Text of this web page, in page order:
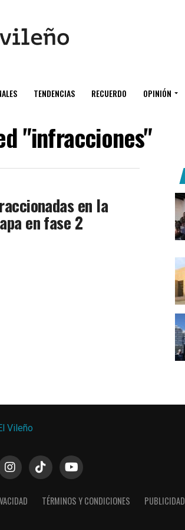
TENDENCIAS RECUERDO OPINIÓN
"infracciones"
en la
en fase 2
TÉRMINOS Y CONDICIONES PUBLICIDAD